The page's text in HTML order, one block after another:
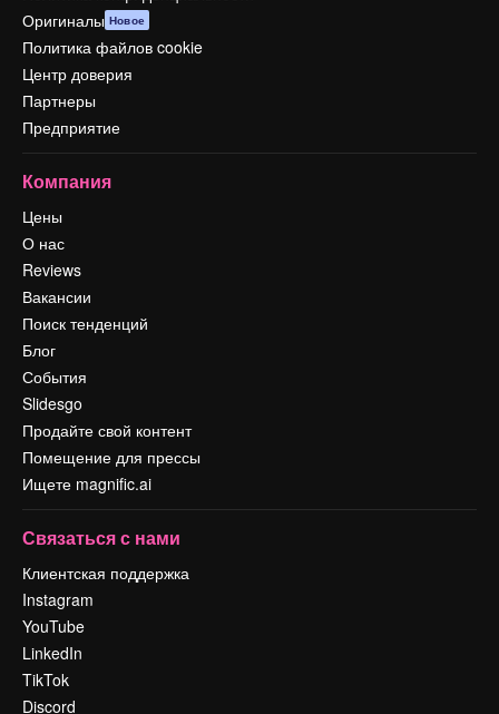
Оригиналы Новое
Политика файлов cookie
Центр доверия
Партнеры
Предприятие
Компания
Цены
О нас
Reviews
Вакансии
Поиск тенденций
Блог
События
Slidesgo
Продайте свой контент
Помещение для прессы
Ищете magnific.ai
Связаться с нами
Клиентская поддержка
Instagram
YouTube
LinkedIn
TikTok
Discord